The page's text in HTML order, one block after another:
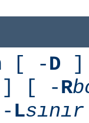
[ -D ]
] [ -R
Lsınır